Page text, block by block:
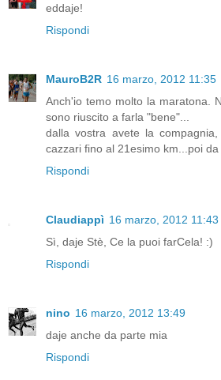
eddaje!
Rispondi
MauroB2R 16 marzo, 2012 11:35
Anch'io temo molto la maratona.
sono riuscito a farla "bene"...
dalla vostra avete la
cazzari fino al 21esimo km...poi
Rispondi
Claudiappì 16 marzo, 2012 11:43
Sì, daje Stè, Ce la puoi farCela! :)
Rispondi
nino 16 marzo, 2012 13:49
daje anche da parte mia
Rispondi